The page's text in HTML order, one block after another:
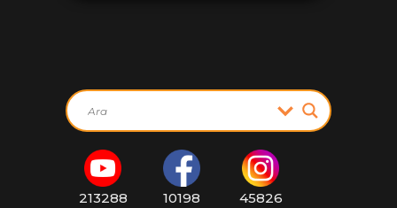
213288 10198 45826